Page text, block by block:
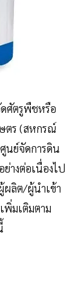
ศัตรูพืชหรือ
ตร (สหกรณ์
นย์จัดการดิน
างต่อเนื่องไป
ผลิต/ผู้นำเข้า
พิ่มเติมตาม